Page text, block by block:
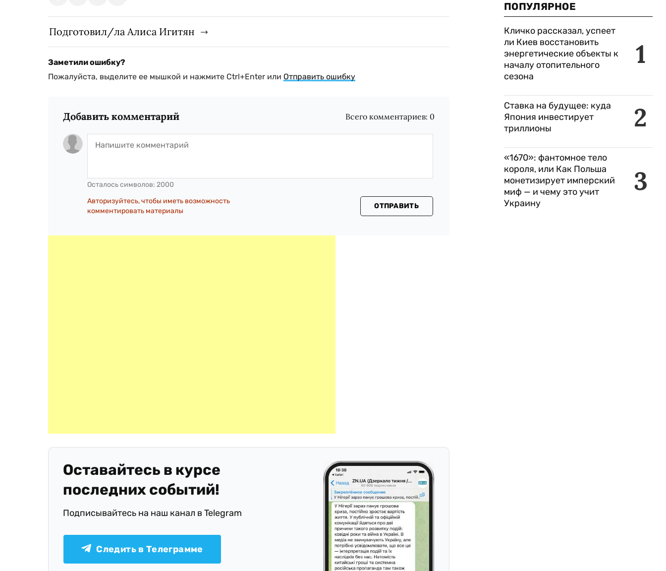
Подготовил/ла Алиса Игитян
Заметили ошибку?
Пожалуйста, выделите ее мышкой и нажмите Ctrl+Enter или Отправить ошибку
Добавить комментарий Всего комментариев: 0
Осталось символов: 2000
Авторизуйтесь, чтобы иметь возможность
комментировать материалы
ОТПРАВИТЬ
Оставайтесь в курсе
последних событий!
Подписывайтесь на наш канал в Telegram
Следить в Телеграмме
ПОПУЛЯРНОЕ
1
Кличко рассказал, успеет
ли Киев восстановить
энергетические объекты к
началу отопительного
сезона
2
Ставка на будущее: куда
Япония инвестирует
триллионы
3
«1670»: фантомное тело
короля, или Как Польша
монетизирует имперский
миф — и чему это учит
Украину